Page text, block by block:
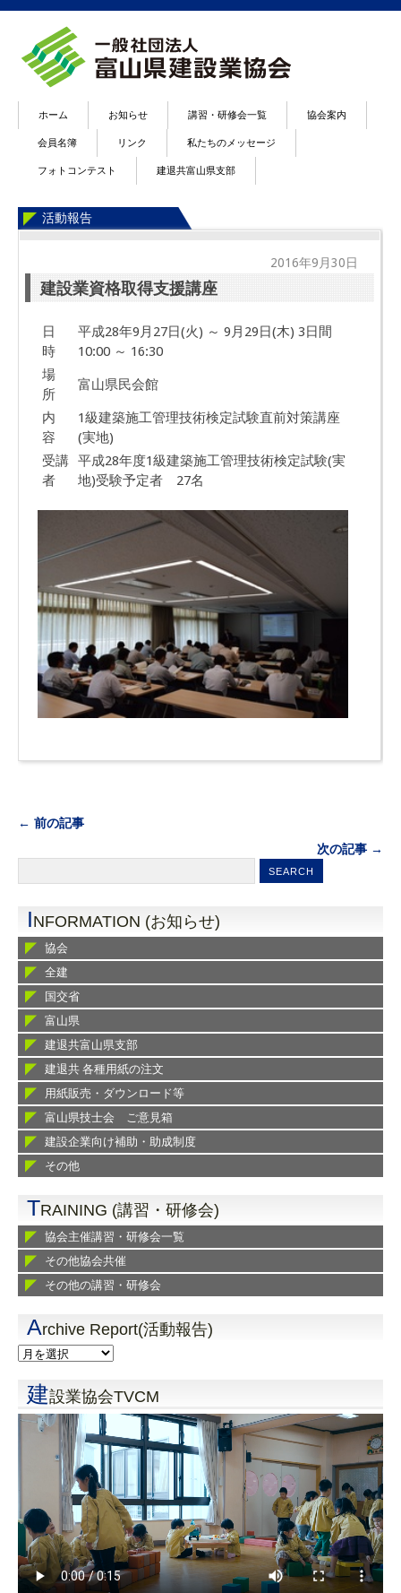
ホーム お知らせ 講習・研修会一覧 協会案内
会員名簿 リンク 私たちのメッセージ
フォトコンテスト 建退共富山県支部
活動報告
2016年9月30日
建設業資格取得支援講座
日
時
平成28年9月27日(火) ～ 9月29日(木) 3日間
10:00 ～ 16:30
場
所
富山県民会館
内
容
1級建築施工管理技術検定試験直前対策講座
(実地)
受講
者
平成28年度1級建築施工管理技術検定試験(実
地)受験予定者 27名
← 前の記事
次の記事 →
INFORMATION (お知らせ)
協会
全建
国交省
富山県
建退共富山県支部
建退共 各種用紙の注文
用紙販売・ダウンロード等
富山県技士会 ご意見箱
建設企業向け補助・助成制度
その他
TRAINING (講習・研修会)
協会主催講習・研修会一覧
その他協会共催
その他の講習・研修会
Archive Report(活動報告)
建設業協会TVCM